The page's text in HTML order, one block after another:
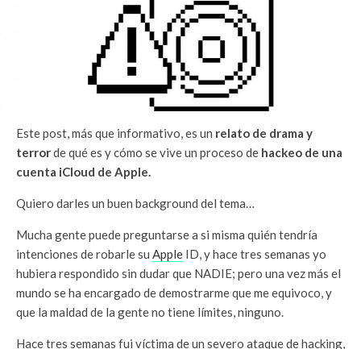
Este post, más que informativo, es un relato de drama y
terrorde qué es y cómo se vive un proceso de hackeo de una
cuenta iCloud de Apple.
Quiero darles un buen background del tema…
Mucha gente puede preguntarse a si misma quién tendría
intenciones de robarle su Apple ID, y hace tres semanas yo
hubiera respondido sin dudar que NADIE; pero una vez más el
mundo se ha encargado de demostrarme que me equivoco, y
que la maldad de la gente no tiene límites, ninguno.
Hace tres semanas fui víctima de un severo ataque de hacking,